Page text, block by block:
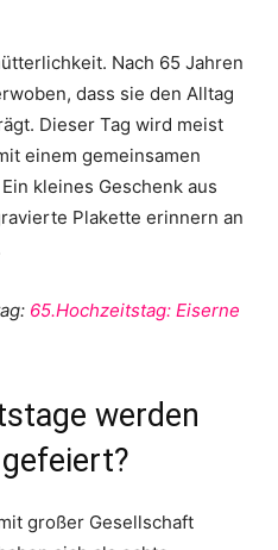
Nach 65 Jahren
dass sie den Alltag
Dieser Tag wird meist
einem gemeinsamen
kleines Geschenk aus
Plakette erinnern an
65.Hochzeitstag: Eiserne
werden
großer Gesellschaft